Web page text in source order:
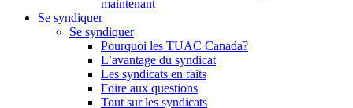
maintenant
Se syndiquer
Se syndiquer
Pourquoi les TUAC Canada?
L’avantage du syndicat
Les syndicats en faits
Foire aux questions
Tout sur les syndicats